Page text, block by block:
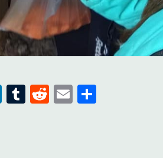
LinkedIn
Tumblr
Reddit
Email